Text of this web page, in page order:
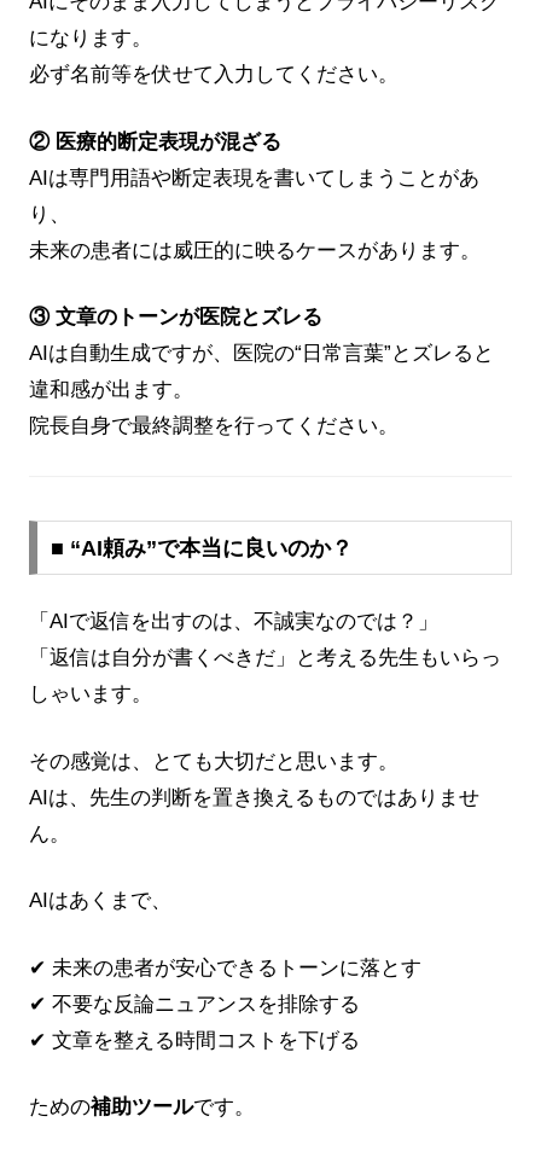
になります。
必ず名前等を伏せて入力してください。
② 医療的断定表現が混ざる
AIは専門用語や断定表現を書いてしまうことがあ
り、
未来の患者には威圧的に映るケースがあります。
③ 文章のトーンが医院とズレる
AIは自動生成ですが、医院の“日常言葉”とズレると
違和感が出ます。
院長自身で最終調整を行ってください。
■ “AI頼み”で本当に良いのか？
「AIで返信を出すのは、不誠実なのでは？」
「返信は自分が書くべきだ」と考える先生もいらっ
しゃいます。
その感覚は、とても大切だと思います。
AIは、先生の判断を置き換えるものではありませ
ん。
AIはあくまで、
✔ 未来の患者が安心できるトーンに落とす
✔ 不要な反論ニュアンスを排除する
✔ 文章を整える時間コストを下げる
ための補助ツールです。